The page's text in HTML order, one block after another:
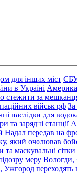
для інших міст СБУ
в Україні
стежити за
військ рф За
наслідки для
та зарядні станції
Надал передав на
який очолював
маскувальні сітки
меру Вологди,
переходять